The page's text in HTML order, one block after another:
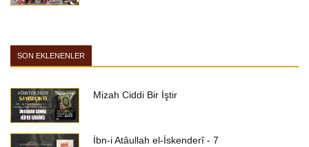
SON EKLENENLER
Mizah Ciddi Bir İştir
İbn-i Atâullah el-İskenderî - 7